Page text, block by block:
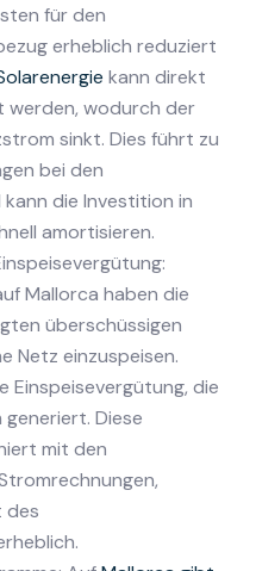
für den
erheblich reduziert
kann direkt
werden, wodurch der
sinkt. Dies führt zu
bei den
die Investition in
amortisieren.
Mallorca haben die
überschüssigen
Netz einzuspeisen.
Einspeisevergütung, die
generiert. Diese
mit den
des